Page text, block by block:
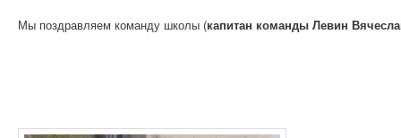
Мы поздравляем команду школы (капитан команды Левин